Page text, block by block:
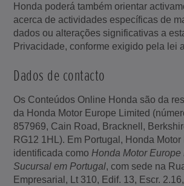
Honda poderá também orientar
acerca de actividades específicas de
dados ou alterações significativas a
Privacidade, conforme exigido pela lei
Dados de contacto
Os Conteúdos Online Honda são da
da Honda Motor Europe Limited
857969, Cain Road, Bracknell,
RG12 1HL). Em Portugal, Honda
identificada como Honda Motor Europe
Sucursal em Portugal, com sede na
Empresarial, Lt 310, Edif. 13, Escr.